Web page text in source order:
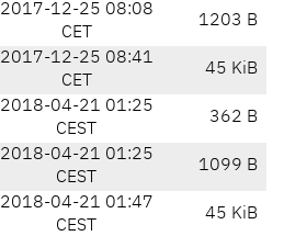
2017-12-25 08:08
CET
1203 B
2017-12-25 08:41
CET
45 KiB
2018-04-21 01:25
CEST
362 B
2018-04-21 01:25
CEST
1099 B
2018-04-21 01:47
CEST
45 KiB